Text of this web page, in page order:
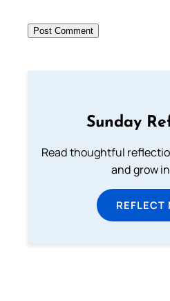
Sunday
Read thoughtful
and grow
REFLECT